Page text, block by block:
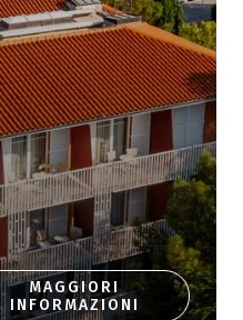
MAGGIORI
INFORMAZIONI